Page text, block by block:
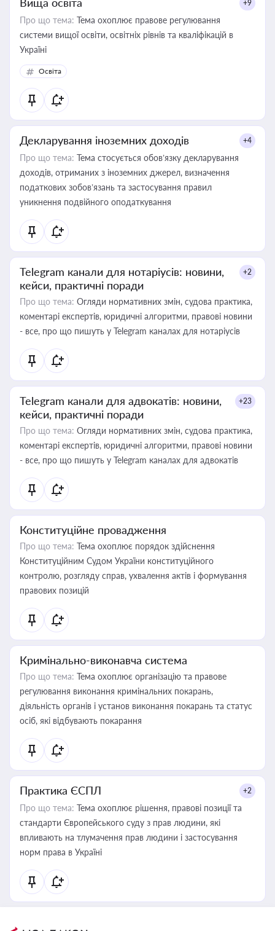
+9
Про що тема: Тема охоплює правове регулювання
системи вищої освіти, освітніх рівнів та кваліфікацій в
Україні
Освіта
Декларування іноземних доходів +4
Про що тема: Тема стосується обов’язку декларування
доходів, отриманих з іноземних джерел, визначення
податкових зобов’язань та застосування правил
уникнення подвійного оподаткування
Telegram канали для нотаріусів: новини,
кейси, практичні поради
+2
Про що тема: Огляди нормативних змін, судова практика,
коментарі експертів, юридичні алгоритми, правові новини
- все, про що пишуть у Telegram каналах для нотаріусів
Telegram канали для адвокатів: новини,
кейси, практичні поради
+23
Про що тема: Огляди нормативних змін, судова практика,
коментарі експертів, юридичні алгоритми, правові новини
- все, про що пишуть у Telegram каналах для адвокатів
Конституційне провадження
Про що тема: Тема охоплює порядок здійснення
Конституційним Судом України конституційного
контролю, розгляду справ, ухвалення актів і формування
правових позицій
Кримінально-виконавча система
Про що тема: Тема охоплює організацію та правове
регулювання виконання кримінальних покарань,
діяльність органів і установ виконання покарань та статус
осіб, які відбувають покарання
Практика ЄСПЛ +2
Про що тема: Тема охоплює рішення, правові позиції та
стандарти Європейського суду з прав людини, які
впливають на тлумачення прав людини і застосування
норм права в Україні